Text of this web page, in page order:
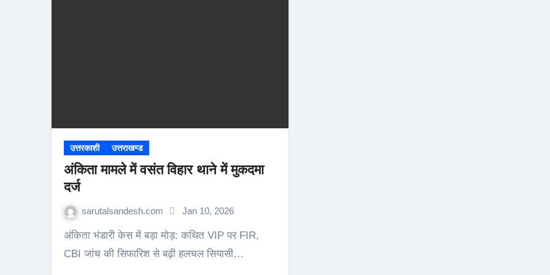
उत्तरकाशी उत्तराखण्ड
अंकिता मामले में वसंत विहार थाने में मुकदमा
दर्ज
sarutalsandesh.com Jan 10, 2026
अंकिता भंडारी केस में बड़ा मोड़: कथित VIP पर FIR,
CBI जांच की सिफारिश से बढ़ी हलचल सियासी…